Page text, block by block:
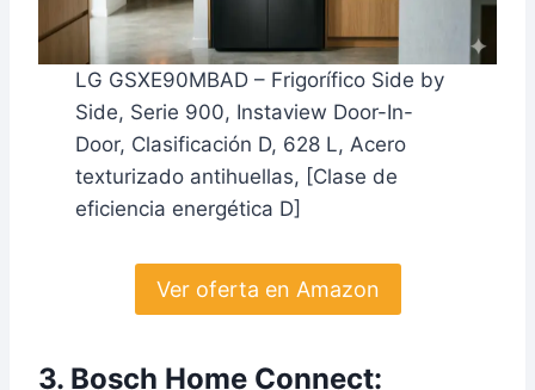
LG GSXE90MBAD – Frigorífico Side by
Side, Serie 900, Instaview Door-In-
Door, Clasificación D, 628 L, Acero
texturizado antihuellas, [Clase de
eficiencia energética D]
Ver oferta en Amazon
3. Bosch Home Connect: